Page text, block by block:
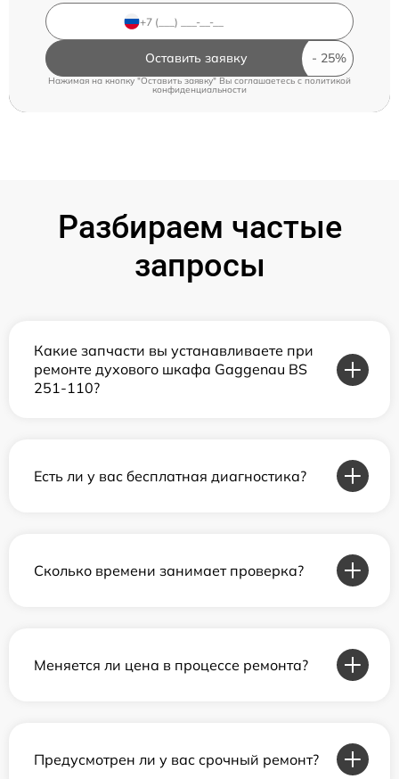
Оставить заявку
Нажимая на кнопку "Оставить заявку" Вы соглашаетесь c политикой
конфиденциальности
Разбираем частые
запросы
Какие запчасти вы устанавливаете при
ремонте духового шкафа Gaggenau BS
251-110?
Есть ли у вас бесплатная диагностика?
Сколько времени занимает проверка?
Меняется ли цена в процессе ремонта?
Предусмотрен ли у вас срочный ремонт?